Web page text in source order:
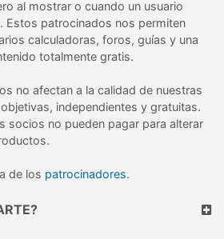
al mostrar o cuando un usuario
Estos patrocinados nos permiten
calculadoras, foros, guías y una
totalmente gratis.
no afectan a la calidad de nuestras
independientes y gratuitas.
socios no pueden pagar para alterar
de los patrocinadores.